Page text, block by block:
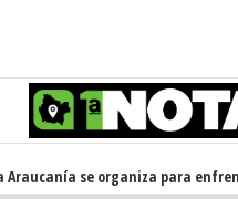
se organiza para